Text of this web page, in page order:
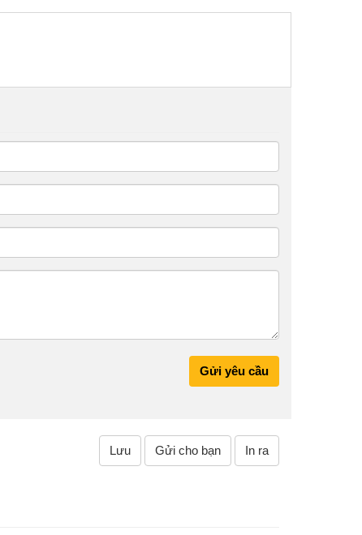
Gửi yêu cầu
Lưu Gửi cho bạn In ra